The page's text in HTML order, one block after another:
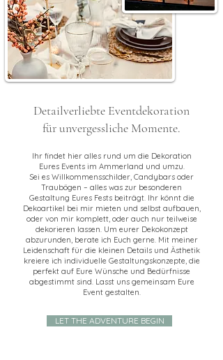
Detailverliebte Eventdekoration
für unvergessliche Momente.
Ihr findet hier alles rund um die Dekoration
Eures Events im Ammerland und umzu.
Sei es Willkommensschilder, Candybars oder
Traubögen – alles was zur besonderen
Gestaltung Eures Fests beiträgt. Ihr könnt die
Dekoartikel bei mir mieten und selbst aufbauen,
oder von mir komplett, oder auch nur teilweise
dekorieren lassen. Um eurer Dekokonzept
abzurunden, berate ich Euch gerne. Mit meiner
Leidenschaft für die kleinen Details und Ästhetik
kreiere ich individuelle Gestaltungskonzepte, die
perfekt auf Eure Wünsche und Bedürfnisse
abgestimmt sind. Lasst uns gemeinsam Eure
Event gestalten.
LET THE ADVENTURE BEGIN